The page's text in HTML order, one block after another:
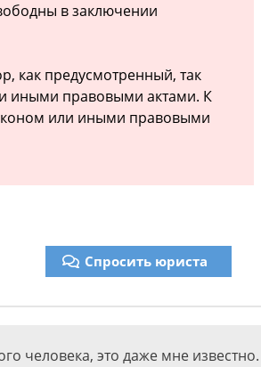
в заключении
как предусмотренный, так
иными правовыми актами. К
или иными правовыми
Спросить юриста
человека, это даже мне известно.